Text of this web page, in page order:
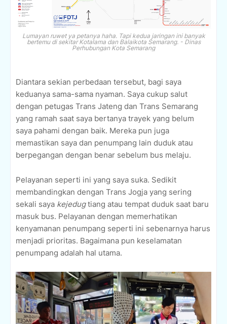
Lumayan ruwet ya petanya haha. Tapi kedua jaringan ini banyak
bertemu di sekitar Kotalama dan Balaikota Semarang. - Dinas
Perhubungan Kota Semarang
Diantara sekian perbedaan tersebut, bagi saya
keduanya sama-sama nyaman. Saya cukup salut
dengan petugas Trans Jateng dan Trans Semarang
yang ramah saat saya bertanya trayek yang belum
saya pahami dengan baik. Mereka pun juga
memastikan saya dan penumpang lain duduk atau
berpegangan dengan benar sebelum bus melaju.
Pelayanan seperti ini yang saya suka. Sedikit
membandingkan dengan Trans Jogja yang sering
sekali saya kejedugtiang atau tempat duduk saat baru
masuk bus. Pelayanan dengan memerhatikan
kenyamanan penumpang seperti ini sebenarnya harus
menjadi prioritas. Bagaimana pun keselamatan
penumpang adalah hal utama.